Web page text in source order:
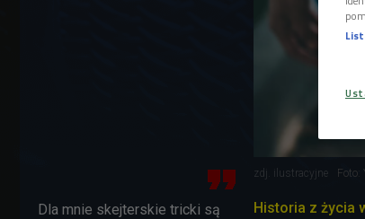
zdj. ilustracyjne Foto:
Dla mnie skejterskie tricki są
Historia z życia